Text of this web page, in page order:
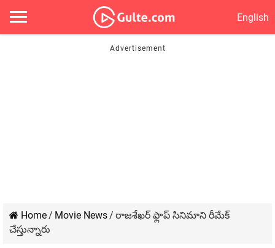
English
Home/ Movie News/ రాజశేఖర్ ఫ్లాప్ సినిమాని రీమేక్
చేస్తున్నారు